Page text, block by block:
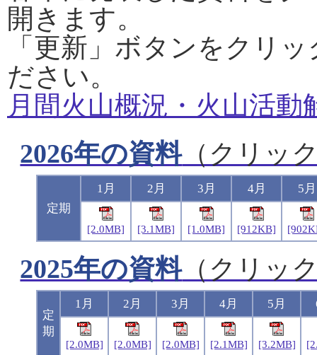
開きます。
「更新」ボタンをクリ
ださい。
月間火山概況・火山活
2026年の資料（クリッ
定期
1月 2月 3月 4月 5月
[2.0MB] [3.1MB] [1.0MB] [912KB]
2025年の資料（クリッ
定
期
1月 2月 3月 4月 5月
[2.0MB] [2.0MB] [2.0MB] [2.1MB] [3.2MB]